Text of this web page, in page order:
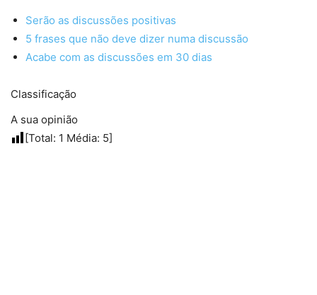
Serão as discussões positivas
5 frases que não deve dizer numa discussão
Acabe com as discussões em 30 dias
Classificação
A sua opinião
[Total: 1 Média: 5]